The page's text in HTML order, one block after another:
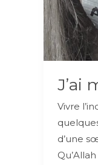
J’ai
Vivre
d’une